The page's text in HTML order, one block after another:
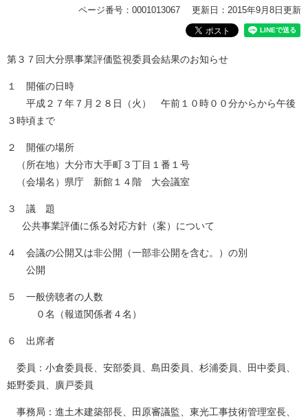
ページ番号：0001013067 更新日：2015年9月8日更新
第３７回大分県事業評価監視委員会結果のお知らせ
１ 開催の日時
平成２７年７月２８日（火） 午前１０時００分からから午後
３時頃まで
２ 開催の場所
（所在地）大分市大手町３丁目１番１号
（会場名）県庁 新館１４階 大会議室
３ 議 題
公共事業評価に係る対応方針（案）について
４ 会議の公開又は非公開（一部非公開を含む。）の別
公開
５ 一般傍聴者の人数
０名（報道関係者４名）
６ 出席者
委員：小倉委員長、安部委員、島田委員、杉浦委員、田中委員、
姫野委員、廣戸委員
事務局：進土木建築部長、田原審議監、東光工事技術管理室長、